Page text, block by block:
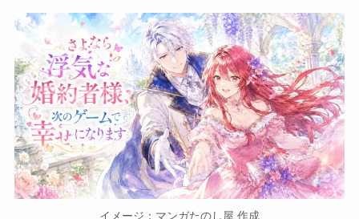
イメージ：マンガたのし屋 作成